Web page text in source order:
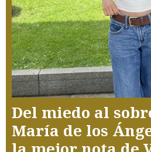
Del miedo al
María de los